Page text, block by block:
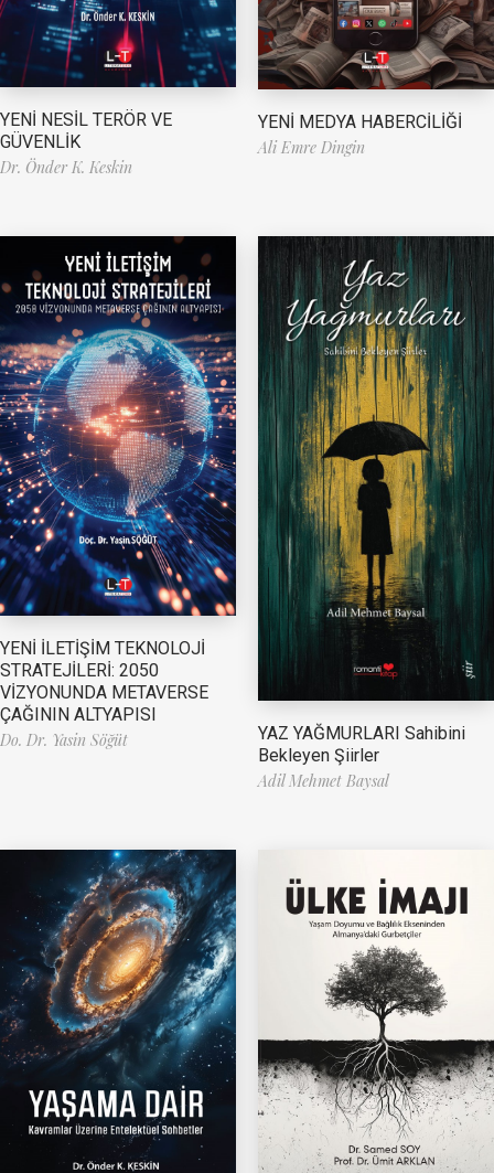
YENİ NESİL TERÖR VE
GÜVENLİK
Dr. Önder K. Keskin
YENİ MEDYA HABERCİLİĞİ
Ali Emre Dingin
YENİ İLETİŞİM TEKNOLOJİ
STRATEJİLERİ: 2050
VİZYONUNDA METAVERSE
ÇAĞININ ALTYAPISI
Do. Dr. Yasin Söğüt
YAZ YAĞMURLARI Sahibini
Bekleyen Şiirler
Adil Mehmet Baysal